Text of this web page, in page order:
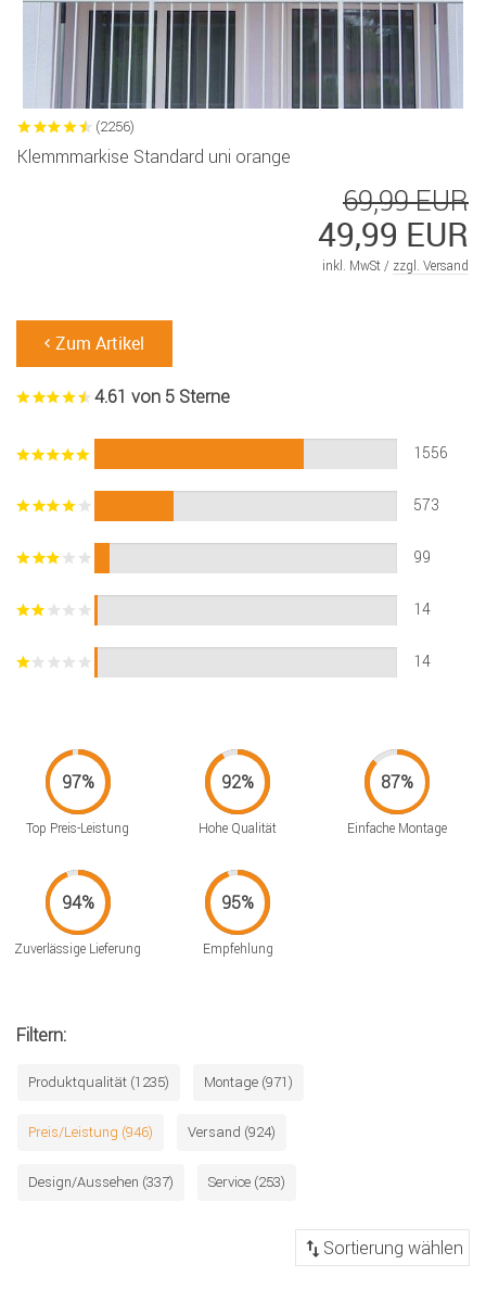
(2256)
Klemmmarkise Standard uni orange
69,99 EUR
49,99 EUR
inkl. MwSt / zzgl. Versand
Zum Artikel
4.61 von 5 Sterne
1556
573
99
14
14
Top Preis-Leistung Hohe Qualität Einfache Montage
Zuverlässige Lieferung Empfehlung
Filtern:
Produktqualität (1235) Montage (971)
Preis/Leistung (946) Versand (924)
Design/Aussehen (337) Service (253)